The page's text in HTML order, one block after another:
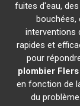
fuites d'eau,
bouchées,
interventions
rapides et
pour
plombier
en fonction de
du